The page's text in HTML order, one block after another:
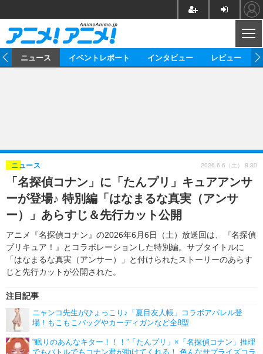
ゲーム グッズ
イベント 海外
海外イベント ビジネス
俳優・タレント アーティスト
ビジネス
アニメ 実写
書評 イベント
ゲーム 座談会
動画
アニメ 映画/ドラマ
アニメ！アニメ！TV ABEMA Cafe
連載・コラム
ニュース イベントレポート インタビュー レビュー
「名探偵コナン」に「たんプリ」キュアアンサ
ーが登場♪ 特別編「はなまるな真実（アンサ
ー）」あらすじ＆先行カット公開
アニメ『名探偵コナン』の2026年6月6日（土）放送回は、『名探偵
プリキュア！』とコラボレーションした特別編。サブタイトルに
「はなまるな真実（アンサー）」と付けられたストーリーのあらす
じと先行カットが公開された。
ニュース
注目記事
ニャンコ先生がひょっこり♪「夏目友人帳」コラボアパレル登
場！もこもこバッグやカーディガンなど全8型
“眠りのあんなキター！！！”「たんプリ」×「名探偵コナン」推理
でもバトルでもコナン君が助けてくれる！ 色んなサプライズコラ
2026.6.6（土） 8:30